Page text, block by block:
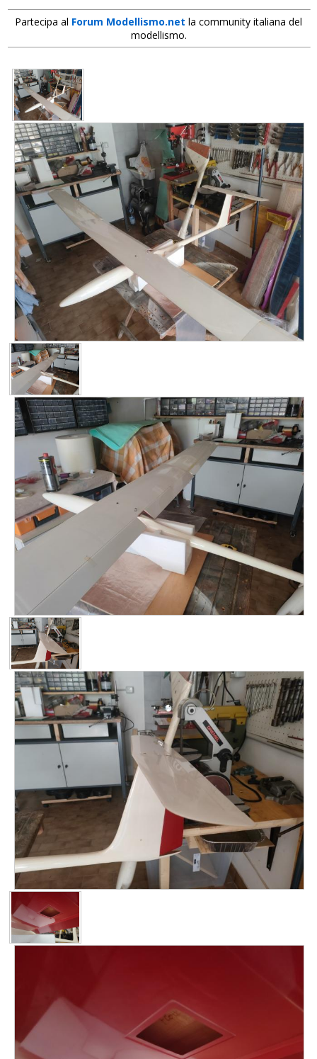
Partecipa al Forum Modellismo.net la community italiana del
modellismo.